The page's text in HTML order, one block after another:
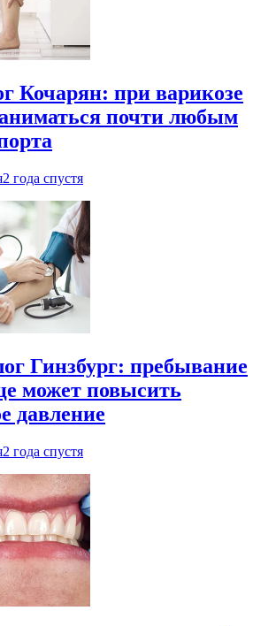
Кочарян: при варикозе
почти любым
2 года спустя
Гинзбург: пребывание
может повысить
давление
2 года спустя